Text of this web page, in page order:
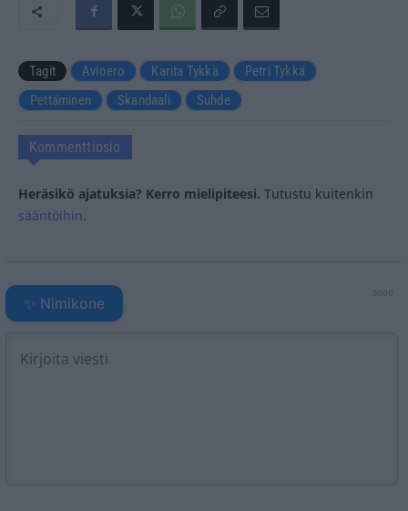
Tagit Avioero Karita Tykkä
Petri Tykkä
Pettäminen
Skandaali Suhde
Kommenttiosio
Heräsikö ajatuksia? Kerro mielipiteesi. Tutustu kuitenkin
sääntöihin.
5000
✨ Nimikone